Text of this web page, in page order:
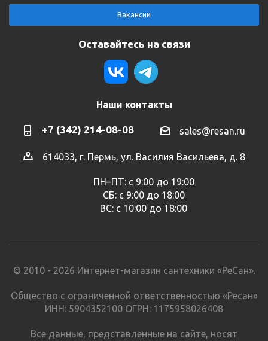
Вакансии
Оставайтесь на связи
Наши контакты
+7 (342) 214-08-08 sales@resan.ru
614033, г. Пермь, ул. Василия Васильева, д. 8
ПН–ПТ: с 9:00 до 19:00
СБ: с 9:00 до 18:00
ВС: с 10:00 до 18:00
© 2010 - 2026 Интернет-магазин сантехники «РеСан».
Общество с ограниченной ответственностью «Ресан»
ИНН: 5904352100 ОГРН: 1175958026408
Все данные, представленные на сайте, носят